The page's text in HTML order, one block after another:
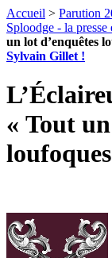
Accueil > Parution
Sploodge - la presse
un lot d’enquêtes
Sylvain Gillet !
« Tout